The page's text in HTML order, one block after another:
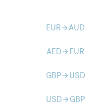
EURarrow_forwardAUD
AEDarrow_forward EUR
GBParrow_forward USD
USDarrow_forward GBP